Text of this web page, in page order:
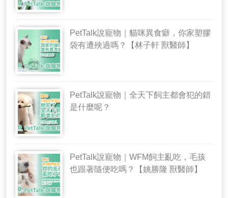
PetTalk說寵物｜貓咪異食癖，你家塑膠
袋有遭殃過嗎？【林子軒 獸醫師】
PetTalk說寵物｜全天下飼主都會犯的錯
是什麼呢？
PetTalk說寵物｜WFM飼主亂吃，毛孩
也跟著隨便吃嗎？【姚勝隆 獸醫師】